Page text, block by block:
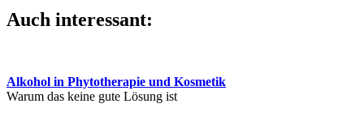
Auch interessant:
Alkohol in Phytotherapie und Kosmetik
Warum das keine gute Lösung ist